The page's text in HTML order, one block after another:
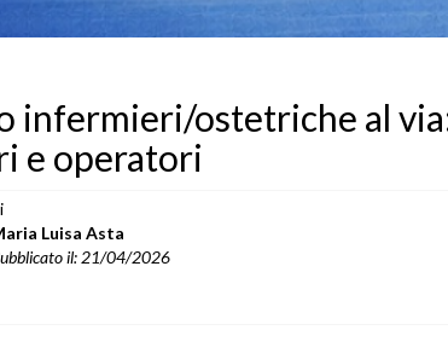
infermieri/ostetriche al
e operatori
Luisa Asta
il: 21/04/2026